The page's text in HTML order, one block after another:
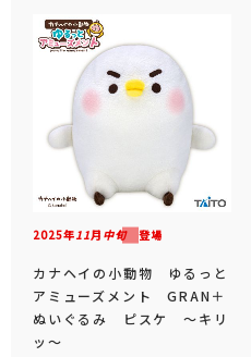
2025年11月 中旬登場
カナヘイの小動物 ゆるっと
アミューズメント GRAN＋
ぬいぐるみ ピスケ ～キリ
ッ～